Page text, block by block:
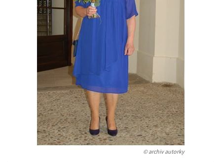
Young adult (SK)
Zahraniční literatura
Všechny tituly
© archiv autorky